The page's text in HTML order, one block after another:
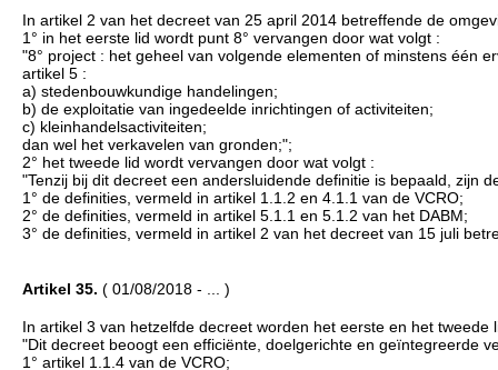
In artikel 2 van het decreet van 25 april 2014 betreffende de
1° in het eerste lid wordt punt 8° vervangen door wat volgt :
"8° project : het geheel van volgende elementen of minstens één
artikel 5 :
a) stedenbouwkundige handelingen;
b) de exploitatie van ingedeelde inrichtingen of activiteiten;
c) kleinhandelsactiviteiten;
dan wel het verkavelen van gronden;";
2° het tweede lid wordt vervangen door wat volgt :
"Tenzij bij dit decreet een andersluidende definitie is bepaald, zijn
1° de definities, vermeld in artikel 1.1.2 en 4.1.1 van de VCRO;
2° de definities, vermeld in artikel 5.1.1 en 5.1.2 van het DABM;
3° de definities, vermeld in artikel 2 van het decreet van 15 juli
Artikel 35. ( 01/08/2018 - ... )
In artikel 3 van hetzelfde decreet worden het eerste en het tweede
"Dit decreet beoogt een efficiënte, doelgerichte en geïntegreerde
1° artikel 1.1.4 van de VCRO;